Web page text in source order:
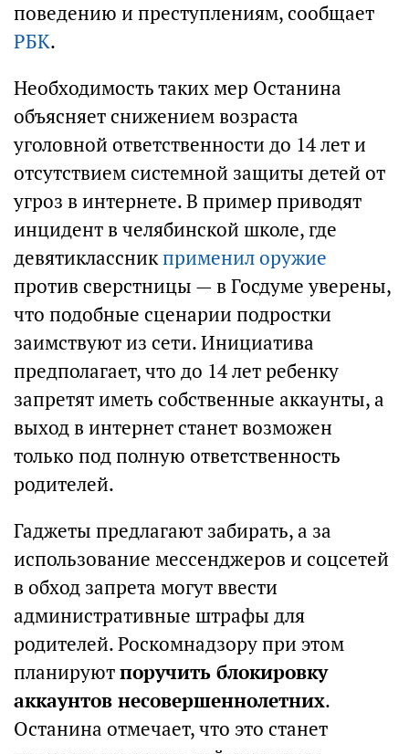
поведению и преступлениям, сообщает
РБК.
Необходимость таких мер Останина
объясняет снижением возраста
уголовной ответственности до 14 лет и
отсутствием системной защиты детей от
угроз в интернете. В пример приводят
инцидент в челябинской школе, где
девятиклассникприменил оружие
против сверстницы — в Госдуме уверены,
что подобные сценарии подростки
заимствуют из сети. Инициатива
предполагает, что до 14 лет ребенку
запретят иметь собственные аккаунты, а
выход в интернет станет возможен
только под полную ответственность
родителей.
Гаджеты предлагают забирать, а за
использование мессенджеров и соцсетей
в обход запрета могут ввести
административные штрафы для
родителей. Роскомнадзору при этом
планируютпоручить блокировку
аккаунтов несовершеннолетних.
Останина отмечает, что это станет